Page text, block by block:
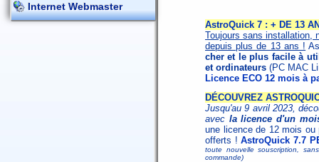
Internet Webmaster
AstroQuick 7 : + DE 13
Toujours sans installation,
depuis plus de 13 ans !
cher et le plus facile à
et ordinateurs (PC MAC
Licence ECO 12 mois à
DÉCOUVREZ
Jusqu'au 9 avril 2023,
avec la licence d'un
une licence de 12 mois
offerts !AstroQuick 7.7
toute nouvelle souscription,
commande)